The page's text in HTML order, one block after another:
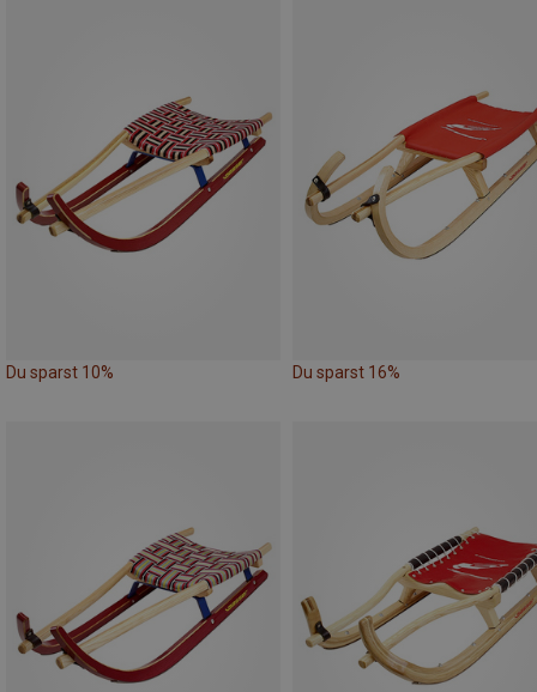
Du sparst 10% Du sparst 16%